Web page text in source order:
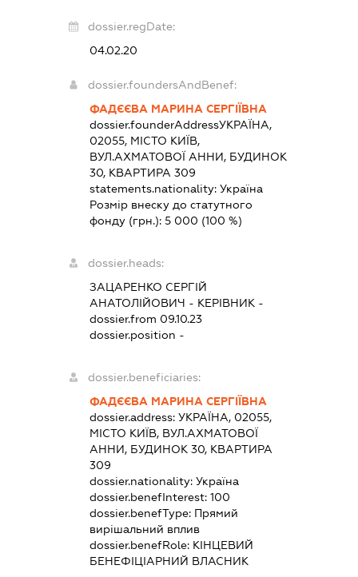
dossier.regDate:
04.02.20
dossier.foundersAndBenef:
ФАДЄЄВА МАРИНА СЕРГІЇВНА
dossier.founderAddressУКРАЇНА,
02055, МІСТО КИЇВ,
ВУЛ.АХМАТОВОЇ АННИ, БУДИНОК
30, КВАРТИРА 309
statements.nationality:Україна
Розмір внеску до статутного
фонду (грн.):5 000 (100 %)
dossier.heads:
ЗАЦАРЕНКО СЕРГІЙ
АНАТОЛІЙОВИЧ - КЕРІВНИК -
dossier.from 09.10.23
dossier.position -
dossier.beneficiaries:
ФАДЄЄВА МАРИНА СЕРГІЇВНА
dossier.address:УКРАЇНА, 02055,
МІСТО КИЇВ, ВУЛ.АХМАТОВОЇ
АННИ, БУДИНОК 30, КВАРТИРА
309
dossier.nationality:Україна
dossier.benefInterest:100
dossier.benefType: Прямий
вирішальний вплив
dossier.benefRole: КІНЦЕВИЙ
БЕНЕФІЦІАРНИЙ ВЛАСНИК